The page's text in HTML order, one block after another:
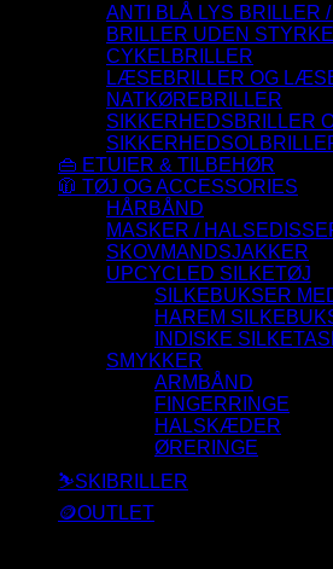
ANTI BLÅ LYS BRILLER
BRILLER UDEN STYRKE
CYKELBRILLER
LÆSEBRILLER OG
NATKØREBRILLER
SIKKERHEDSBRILLER
👜 ETUIER & TILBEHØR
🧥 TØJ OG ACCESSORIES
HÅRBÅND
MASKER /
SKOVMANDSJAKKER
UPCYCLED SILKETØJ
SILKEBUKSER
HAREM
INDISKE
SMYKKER
ARMBÅND
FINGERRINGE
HALSKÆDER
ØRERINGE
⛷️SKIBRILLER
🪙OUTLET